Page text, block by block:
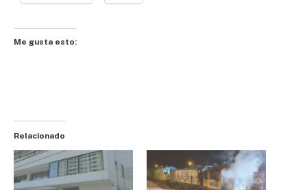
Me gusta esto:
Relacionado